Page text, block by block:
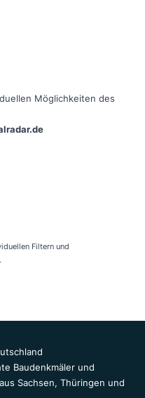
Filtern und
Möglichkeiten des
Baudenkmäler und
Sachsen, Thüringen und